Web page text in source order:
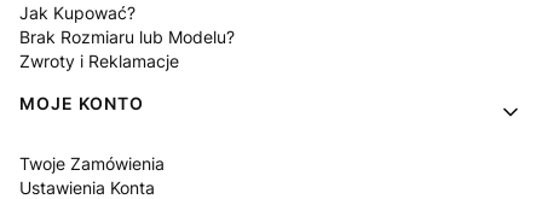
Jak Kupować?
Brak Rozmiaru lub Modelu?
Zwroty i Reklamacje
MOJE KONTO
Twoje Zamówienia
Ustawienia Konta